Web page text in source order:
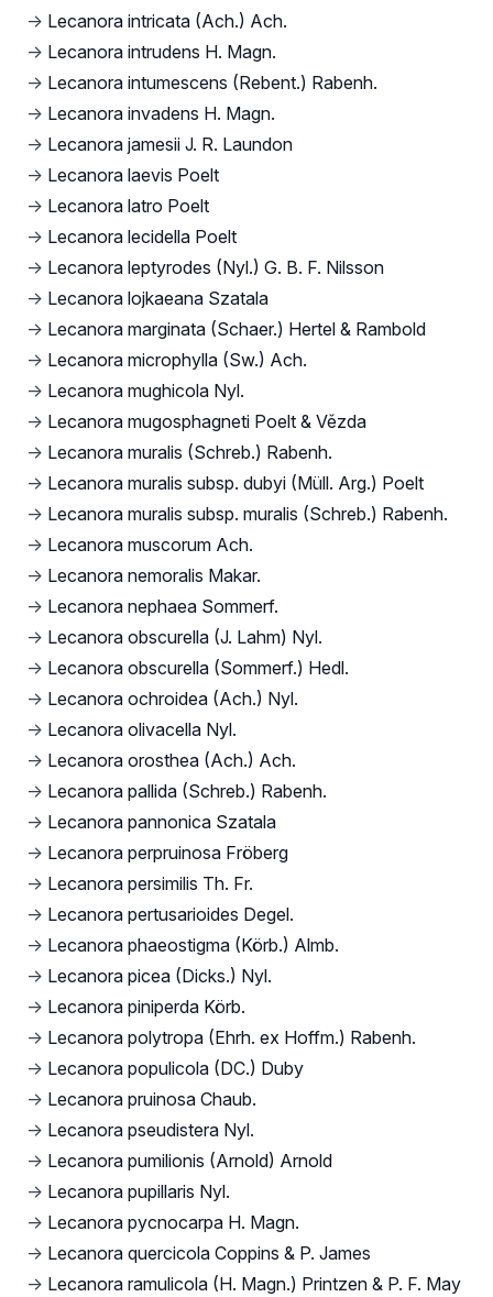
→ Lecanora intricata (Ach.) Ach.
→ Lecanora intrudens H. Magn.
→ Lecanora intumescens (Rebent.) Rabenh.
→ Lecanora invadens H. Magn.
→ Lecanora jamesii J. R. Laundon
→ Lecanora laevis Poelt
→ Lecanora latro Poelt
→ Lecanora lecidella Poelt
→ Lecanora leptyrodes (Nyl.) G. B. F. Nilsson
→ Lecanora lojkaeana Szatala
→ Lecanora marginata (Schaer.) Hertel & Rambold
→ Lecanora microphylla (Sw.) Ach.
→ Lecanora mughicola Nyl.
→ Lecanora mugosphagneti Poelt & Vězda
→ Lecanora muralis (Schreb.) Rabenh.
→ Lecanora muralis subsp. dubyi (Müll. Arg.) Poelt
→ Lecanora muralis subsp. muralis (Schreb.) Rabenh.
→ Lecanora muscorum Ach.
→ Lecanora nemoralis Makar.
→ Lecanora nephaea Sommerf.
→ Lecanora obscurella (J. Lahm) Nyl.
→ Lecanora obscurella (Sommerf.) Hedl.
→ Lecanora ochroidea (Ach.) Nyl.
→ Lecanora olivacella Nyl.
→ Lecanora orosthea (Ach.) Ach.
→ Lecanora pallida (Schreb.) Rabenh.
→ Lecanora pannonica Szatala
→ Lecanora perpruinosa Fröberg
→ Lecanora persimilis Th. Fr.
→ Lecanora pertusarioides Degel.
→ Lecanora phaeostigma (Körb.) Almb.
→ Lecanora picea (Dicks.) Nyl.
→ Lecanora piniperda Körb.
→ Lecanora polytropa (Ehrh. ex Hoffm.) Rabenh.
→ Lecanora populicola (DC.) Duby
→ Lecanora pruinosa Chaub.
→ Lecanora pseudistera Nyl.
→ Lecanora pumilionis (Arnold) Arnold
→ Lecanora pupillaris Nyl.
→ Lecanora pycnocarpa H. Magn.
→ Lecanora quercicola Coppins & P. James
→ Lecanora ramulicola (H. Magn.) Printzen & P. F. May